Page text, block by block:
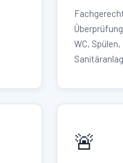
WC,
🚨